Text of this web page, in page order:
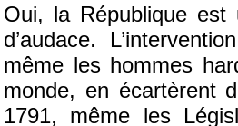
Oui, la République
d’audace.
même les hommes
monde, en écartèrent
1791, même les